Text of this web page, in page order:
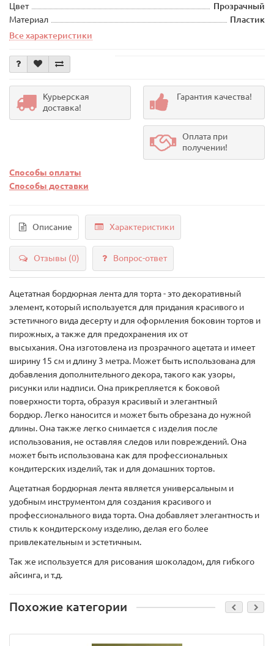
Цвет
Прозрачный
Материал
Пластик
Все характеристики
Курьерская
доставка!
Гарантия качества!
Оплата при
получении!
Способы оплаты
Способы доставки
Описание Характеристики
Отзывы (0) Вопрос-ответ
Ацетатная бордюрная лента для торта - это декоративный
элемент, который используется для придания красивого и
эстетичного вида десерту и для оформления боковин тортов и
пирожных, а также для предохранения их от
высыхания. Она изготовлена из прозрачного ацетата и имеет
ширину 15 см и длину 3 метра. Может быть использована для
добавления дополнительного декора, такого как узоры,
рисунки или надписи. Она прикрепляется к боковой
поверхности торта, образуя красивый и элегантный
бордюр. Легко наносится и может быть обрезана до нужной
длины. Она также легко снимается с изделия после
использования, не оставляя следов или повреждений. Она
может быть использована как для профессиональных
кондитерских изделий, так и для домашних тортов.
Ацетатная бордюрная лента является универсальным и
удобным инструментом для создания красивого и
профессионального вида торта. Она добавляет элегантность и
стиль к кондитерскому изделию, делая его более
привлекательным и эстетичным.
Так же используется для рисования шоколадом, для гибкого
айсинга, и т.д.
Похожие категории